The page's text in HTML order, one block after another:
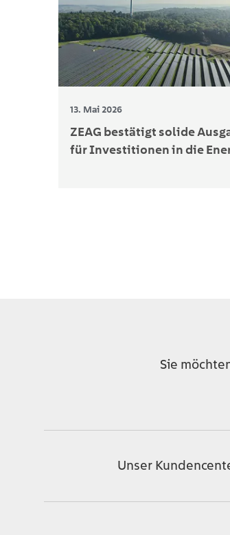
13. Mai 2026
ZEAG bestätigt solide
für Investitionen in die
Sie
Unser